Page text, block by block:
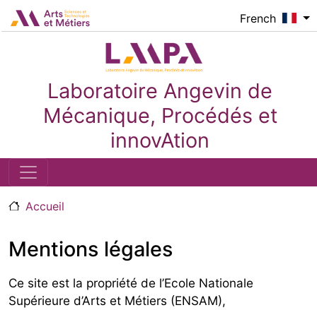
Aller au contenu principal
Laboratoire Angevin de
Mécanique, Procédés et
innovAtion
French
Logo_image
Accueil
Mentions légales
Ce site est la propriété de l’Ecole Nationale
Supérieure d’Arts et Métiers (ENSAM),